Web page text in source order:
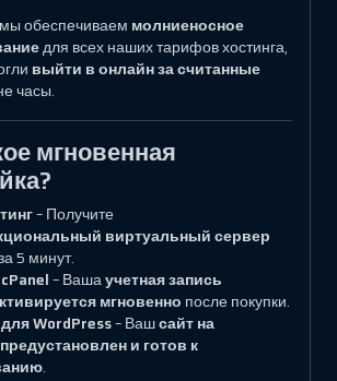
мы обеспечиваем молниеносное
для всех наших тарифов хостинга,
выйти в онлайн за считанные
часы.
мгновенная
– Получите
виртуальный сервер
5 минут.
– Вашаучетная запись
мгновенно после покупки.
WordPress– Вашсайт на
и готов к
.